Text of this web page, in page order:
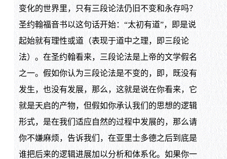
变化的世界里，只有三段论法仍旧不变和永存吗？
圣约翰福音书以这句话开始：“太初有道”，即是说
起始就有理性或道（表现于道中之理，即三段论
法）。在圣约翰看来，三段论法是上帝的文学假名
之一。假如你认为三段论法是不变的，即，既没有
发生，也没有发展，那么，这就是说在你看来，它
就是天启的产物，但假如你承认我们的思想的逻辑
形式，是在我们适应自然的过程中发展的，那么请
你不嫌麻烦，告诉我们，在亚里士多德之后到底是
谁把后来的逻辑进展加以分析和体系化。如果你一